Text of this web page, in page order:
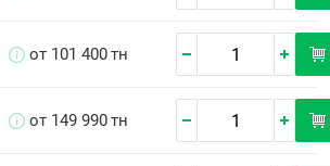
от 101 400тн
от 149 990тн